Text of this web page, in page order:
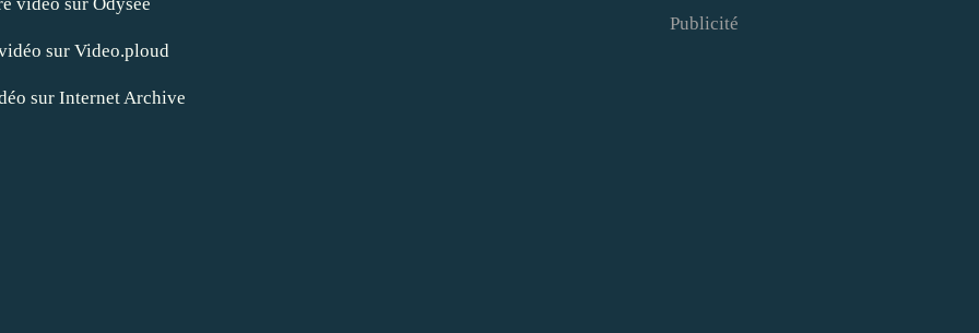
sur Video.ploud
sur Internet Archive
Publicité